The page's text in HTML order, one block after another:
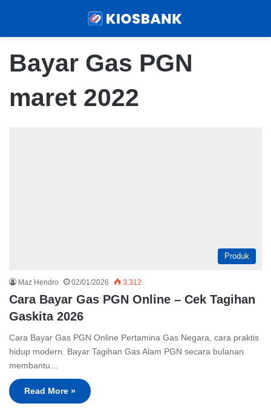
Bayar Gas PGN
maret 2022
Produk
Maz Hendro 02/01/2026 3,312
Cara Bayar Gas PGN Online – Cek Tagihan
Gaskita 2026
Cara Bayar Gas PGN Online Pertamina Gas Negara, cara praktis
hidup modern. Bayar Tagihan Gas Alam PGN secara bulanan
membantu…
Read More »